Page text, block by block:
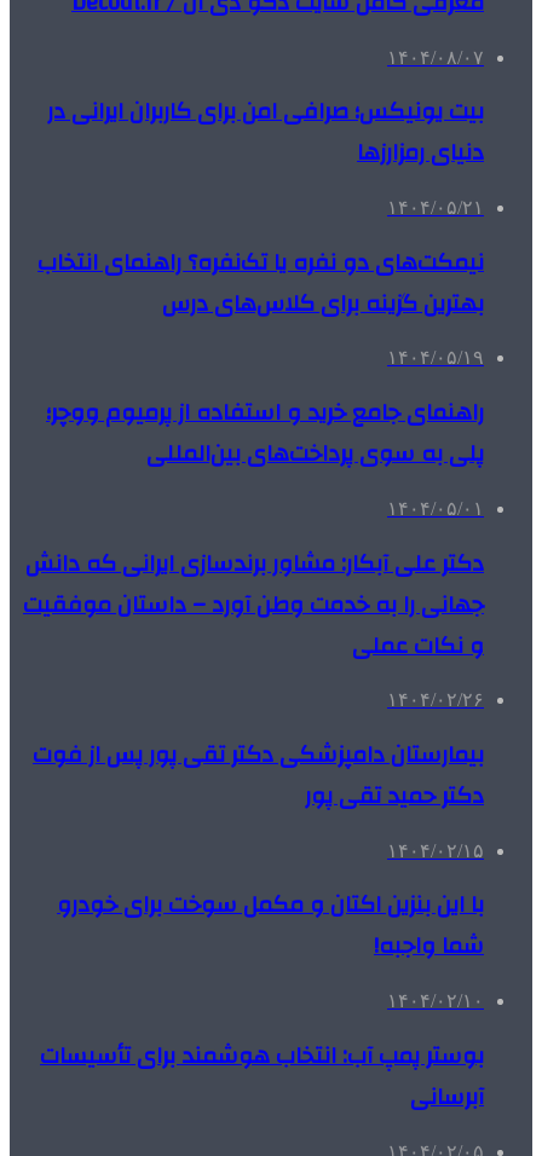
۱۴۰۴/۰۸/۰۷
بیت یونیکس؛ صرافی امن برای کاربران ایرانی در
دنیای رمزارزها
۱۴۰۴/۰۵/۲۱
نیمکت‌های دو نفره یا تک‌نفره؟ راهنمای انتخاب
بهترین گزینه برای کلاس‌های درس
۱۴۰۴/۰۵/۱۹
راهنمای جامع خرید و استفاده از پرمیوم ووچر؛
پلی به سوی پرداخت‌های بین‌المللی
۱۴۰۴/۰۵/۰۱
دکتر علی آبکار: مشاور برندسازی ایرانی که دانش
جهانی را به خدمت وطن آورد – داستان موفقیت
و نکات عملی
۱۴۰۴/۰۲/۲۶
بیمارستان دامپزشکی دکتر تقی پور پس از فوت
دکتر حمید تقی پور
۱۴۰۴/۰۲/۱۵
با این بنزین اکتان و مکمل سوخت برای خودرو
شما واجبه!
۱۴۰۴/۰۲/۱۰
بوستر پمپ آب: انتخاب هوشمند برای تأسیسات
آبرسانی
۱۴۰۴/۰۲/۰۵